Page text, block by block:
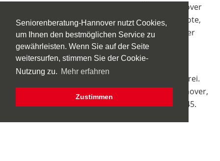
Seniorenberatung-Hannover nutzt Cookies,
um Ihnen den bestmöglichen Service zu
gewährleisten. Wenn Sie auf der Seite
weitersurfen, stimmen Sie der Cookie-
Nutzung zu. Mehr erfahren
Zustimmen
Vom 3.9.2025 bis zum 28.09.2025 finden in Hannover
und Region zahlreiche Vorträge, Mitmach-Angebote,
Filmvorführungen und Austausche im Rahmen der
Wochen der Demenz statt.
Ende: 17:00 Uhr
Anmeldung: ist nicht erforderlich Der Eintritt ist frei.
Veranstalter: Kommunaler Seniorenservice Hannover,
Osterstr. 31, Ecke Röselerstr., Tel.: 0511/1684 23 45.